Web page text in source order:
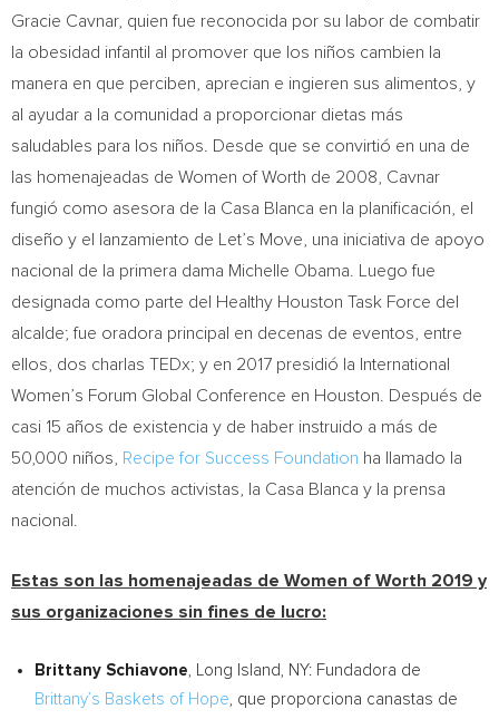
Gracie Cavnar, quien fue reconocida por su labor de combatir
la obesidad infantil al promover que los niños cambien la
manera en que perciben, aprecian e ingieren sus alimentos, y
al ayudar a la comunidad a proporcionar dietas más
saludables para los niños. Desde que se convirtió en una de
las homenajeadas de Women of Worth de 2008, Cavnar
fungió como asesora de la Casa Blanca en la planificación, el
diseño y el lanzamiento de Let’s Move, una iniciativa de apoyo
nacional de la primera dama Michelle Obama . Luego fue
designada como parte del Healthy Houston Task Force del
alcalde; fue oradora principal en decenas de eventos, entre
ellos, dos charlas TEDx; y en 2017 presidió la International
Women’s Forum Global Conference en Houston . Después de
casi 15 años de existencia y de haber instruido a más de
50,000 niños,
Recipe for Success Foundation ha llamado la
atención de muchos activistas, la Casa Blanca y la prensa
nacional.
Estas son las homenajeadas de Women of Worth 2019 y
sus organizaciones sin fines de lucro:
Brittany Schiavone, Long Island, NY: Fundadora de
Brittany’s Baskets of Hope, que proporciona canastas de